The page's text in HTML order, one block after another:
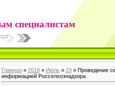
специалистам
Главная » 2019 » Июль » 29 » Проведение
информацией Росселхознадзора